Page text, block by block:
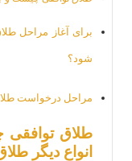
برای آغاز مراحل
شود؟
مراحل درخواست
طلاق
انواع دیگر